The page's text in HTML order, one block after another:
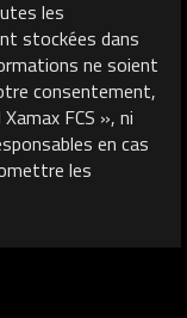
les
stockées dans
ne soient
consentement,
FCS », ni
en cas
les